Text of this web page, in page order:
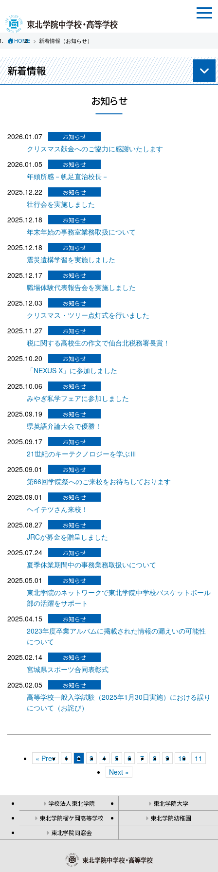
HOME 新着情報（お知らせ）
新着情報
お知らせ
2026.01.07
クリスマス献金へのご協力に感謝いたします
2026.01.05
年頭所感－帆足直治校長－
2025.12.22
壮行会を実施しました
2025.12.18
年末年始の事務室業務取扱について
2025.12.18
震災遺構学習を実施しました
2025.12.17
職場体験代表報告会を実施しました
2025.12.03
クリスマス・ツリー点灯式を行いました
2025.11.27
税に関する高校生の作文で仙台北税務署長賞！
2025.10.20
「NEXUS X」に参加しました
2025.10.06
みやぎ私学フェアに参加しました
2025.09.19
県英語弁論大会で優勝！
2025.09.17
21世紀のキーテクノロジーを学ぶⅢ
2025.09.01
第66回学院祭へのご来校をお待ちしております
2025.09.01
ヘイテツさん来校！
2025.08.27
JRCが募金を贈呈しました
2025.07.24
夏季休業期間中の事務業務取扱いについて
2025.05.01
東北学院のネットワークで東北学院中学校バスケットボール
部の活躍をサポート
2025.04.15
2023年度卒業アルバムに掲載された情報の漏えいの可能性
について
2025.02.14
宮城県スポーツ合同表彰式
2025.02.05
高等学校一般入学試験（2025年1月30日実施）における誤り
について（お詫び）
« Prev 1 2 3 4 5 6 7 8 9 10
11
Next »
学校法人東北学院
東北学院大学
東北学院榴ケ岡高等学校
東北学院幼稚園
東北学院同窓会